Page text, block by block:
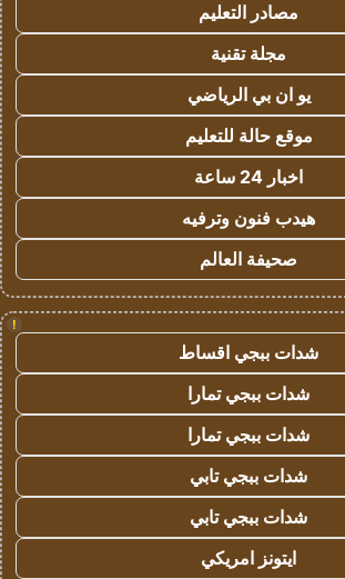
مصادر التعليم
مجلة تقنية
يو ان بي الرياضي
موقع حالة للتعليم
اخبار 24 ساعة
هيدب فنون وترفيه
صحيفة العالم
!
شدات ببجي اقساط
شدات ببجي تمارا
شدات ببجي تمارا
شدات ببجي تابي
شدات ببجي تابي
ايتونز امريكي